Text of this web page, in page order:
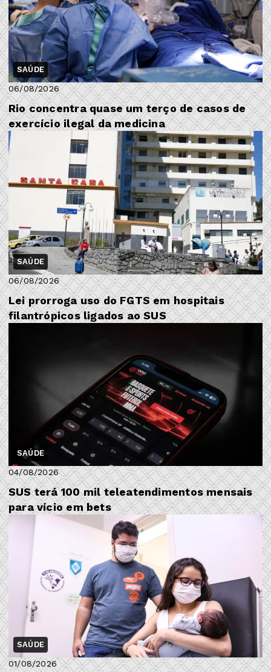
SAÚDE
06/08/2026
Rio concentra quase um terço de casos de
exercício ilegal da medicina
SAÚDE
06/08/2026
Lei prorroga uso do FGTS em hospitais
filantrópicos ligados ao SUS
SAÚDE
04/08/2026
SUS terá 100 mil teleatendimentos mensais
para vício em bets
SAÚDE
01/08/2026